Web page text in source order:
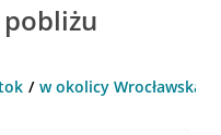
w okolicy Wrocławska